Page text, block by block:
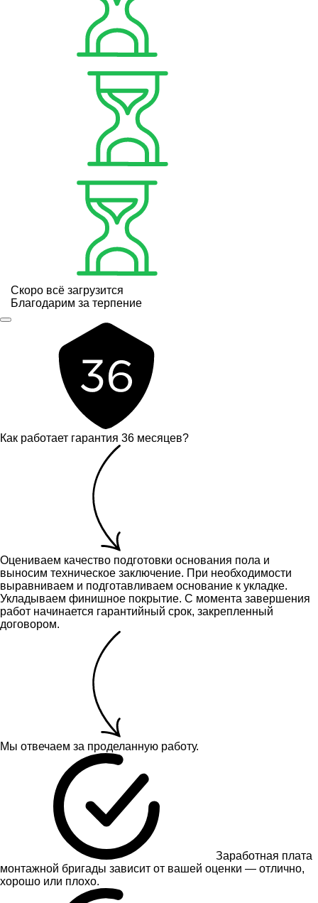
Скоро всё загрузится
Благодарим за терпение
Как работает гарантия 36 месяцев?
Оцениваем качество подготовки основания пола и
выносим техническое заключение. При необходимости
выравниваем и подготавливаем основание к укладке.
Укладываем финишное покрытие. С момента завершения
работ начинается гарантийный срок, закрепленный
договором.
Мы отвечаем за проделанную работу.
Заработная плата
монтажной бригады зависит от вашей оценки — отлично,
хорошо или плохо.